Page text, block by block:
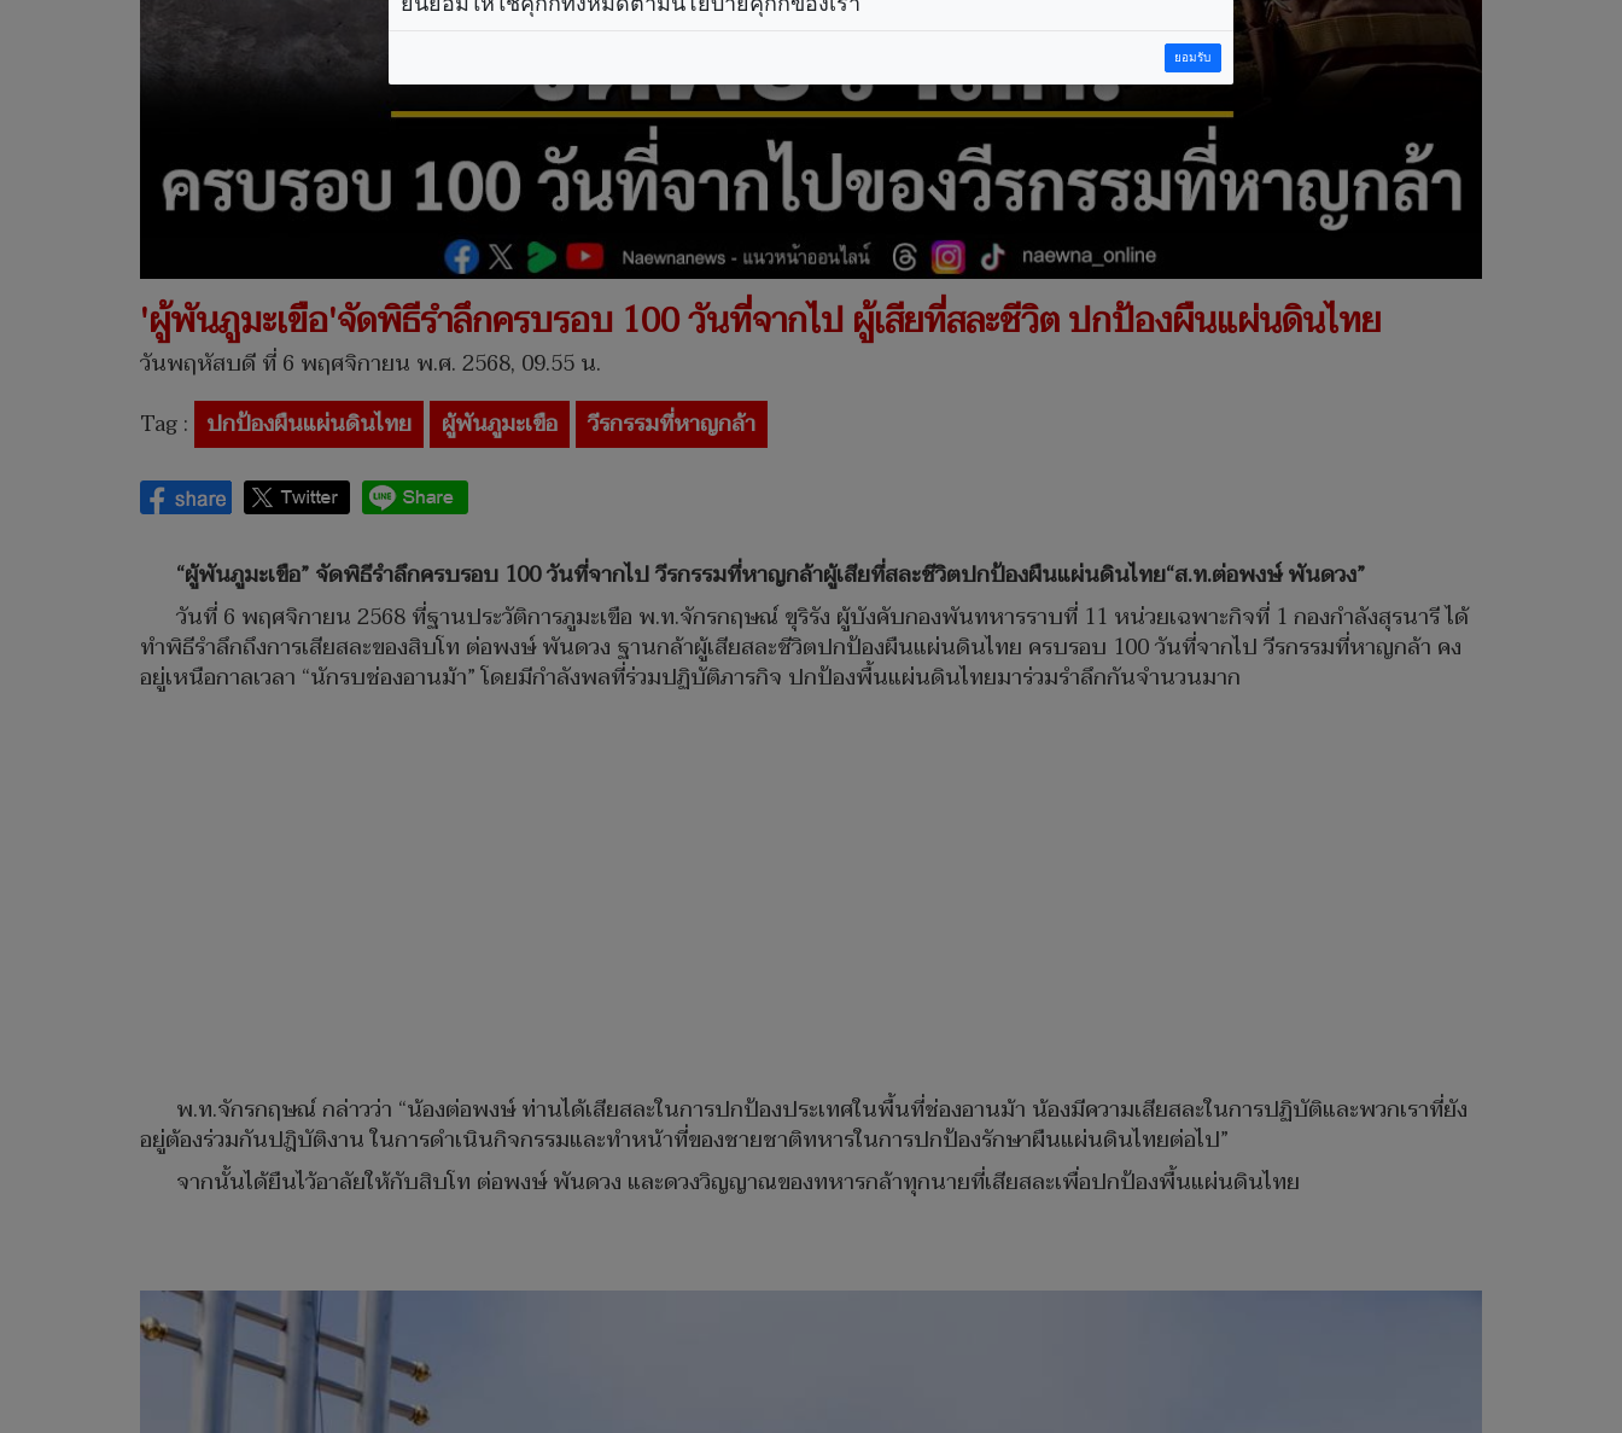
'ผู้พันภูมะเขือ'จัดพิธีรำลึกครบรอบ 100 วันที่จากไป ผู้เสียที่สละชีวิต ปกป้องผืนแผ่นดินไทย
วันพฤหัสบดี ที่ 6 พฤศจิกายน พ.ศ. 2568, 09.55 น.
Tag : ปกป้องผืนแผ่นดินไทย ผู้พันภูมะเขือ วีรกรรมที่หาญกล้า
“ผู้พันภูมะเขือ” จัดพิธีรำลึกครบรอบ 100 วันที่จากไป วีรกรรมที่หาญกล้าผู้เสียที่สละชีวิตปกป้องผืนแผ่นดินไทย“ส.ท.ต่อพงษ์ พันดวง”
วันที่ 6 พฤศจิกายน 2568 ที่ฐานประวัติการภูมะเขือ พ.ท.จักรกฤษณ์ ขุริรัง ผู้บังคับกองพันทหารราบที่ 11 หน่วยเฉพาะกิจที่ 1 กองกำลังสุรนารี ได้
ทำพิธีรำลึกถึงการเสียสละของสิบโท ต่อพงษ์ พันดวง ฐานกล้าผู้เสียสละชีวิตปกป้องผืนแผ่นดินไทย ครบรอบ 100 วันที่จากไป วีรกรรมที่หาญกล้า คง
อยู่เหนือกาลเวลา “นักรบช่องอานม้า” โดยมีกำลังพลที่ร่วมปฏิบัติภารกิจ ปกป้องพื้นแผ่นดินไทยมาร่วมรำลึกกันจำนวนมาก
พ.ท.จักรกฤษณ์ กล่าวว่า “น้องต่อพงษ์ ท่านได้เสียสละในการปกป้องประเทศในพื้นที่ช่องอานม้า น้องมีความเสียสละในการปฏิบัติและพวกเราที่ยัง
อยู่ต้องร่วมกันปฎิบัติงาน ในการดำเนินกิจกรรมและทำหน้าที่ของชายชาติทหารในการปกป้องรักษาผืนแผ่นดินไทยต่อไป”
จากนั้นได้ยืนไว้อาลัยให้กับสิบโท ต่อพงษ์ พันดวง และดวงวิญญาณของทหารกล้าทุกนายที่เสียสละเพื่อปกป้องพื้นแผ่นดินไทย
ยอมรับ